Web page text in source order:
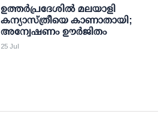
ഉത്തർപ്രദേശിൽ മലയാളി
കന്യാസ്ത്രീയെ കാണാതായി;
അന്വേഷണം ഊർജിതം
25 Jul